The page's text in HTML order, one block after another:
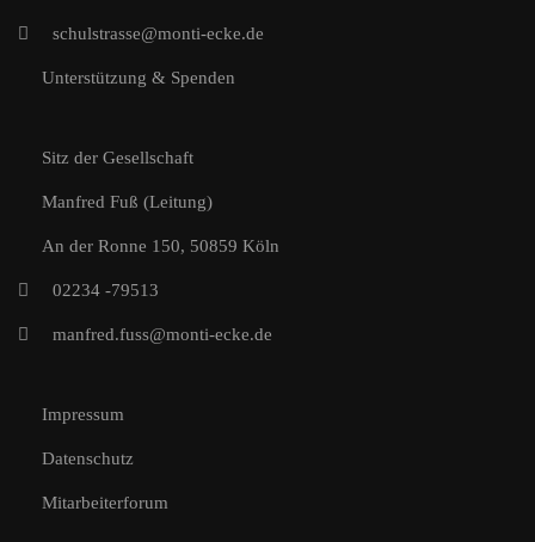
schulstrasse@monti-ecke.de
Unterstützung & Spenden
Sitz der Gesellschaft
Manfred Fuß (Leitung)
An der Ronne 150, 50859 Köln
02234 -79513
manfred.fuss@monti-ecke.de
Impressum
Datenschutz
Mitarbeiterforum